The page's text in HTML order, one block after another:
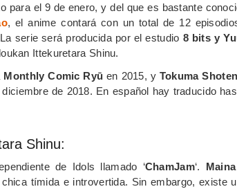
para el 9 de enero, y del que es bastante
, el anime contará con un total de 12
serie será producida por el estudio 8 bitsy
Ittekuretara Shinu.
Monthly Comic Ryū en 2015, y Tokuma Shoten
de 2018. En español hay traducido
Shinu:
de Idols llamado ‘ChamJam‘. Maina
tímida e introvertida. Sin embargo, existe